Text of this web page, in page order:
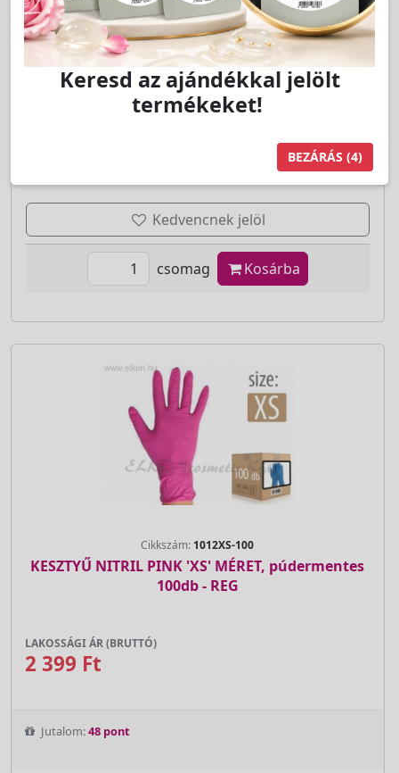
100db/csom - REG
LAKOSSÁGI ÁR (BRUTTÓ)
2 099 Ft
Kedvencnek jelöl
csomag Kosárba
Cikkszám: 1012XS-100
KESZTYŰ NITRIL PINK 'XS' MÉRET, púdermentes
100db - REG
LAKOSSÁGI ÁR (BRUTTÓ)
2 399 Ft
Jutalom:48 pont
Keresd az ajándékkal jelölt
termékeket!
BEZÁRÁS (4)